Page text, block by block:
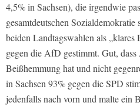
4,5% in Sachsen), die irgendwie
gesamtdeutschen
beiden Landtagswahlen als „klares
gegen die AfD gestimmt. Gut,
Beißhemmung hat und nicht
in Sachsen 93% gegen die SPD
jedenfalls nach vorn und malte ein